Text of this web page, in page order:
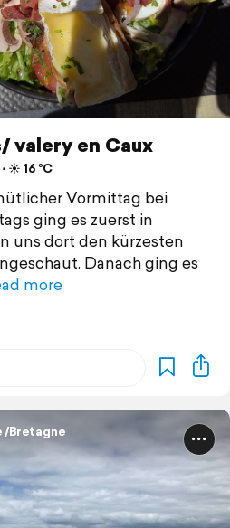
valery en Caux
☀️ 16 °C
Vormittag bei
ging es zuerst in
uns dort den kürzesten
Danach ging es
more
/Bretagne